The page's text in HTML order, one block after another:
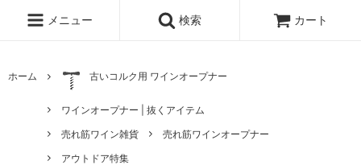
メニュー 検索 カート
ホーム 古いコルク用 ワインオープナー
ワインオープナー | 抜くアイテム
売れ筋ワイン雑貨
売れ筋ワインオープナー
アウトドア特集